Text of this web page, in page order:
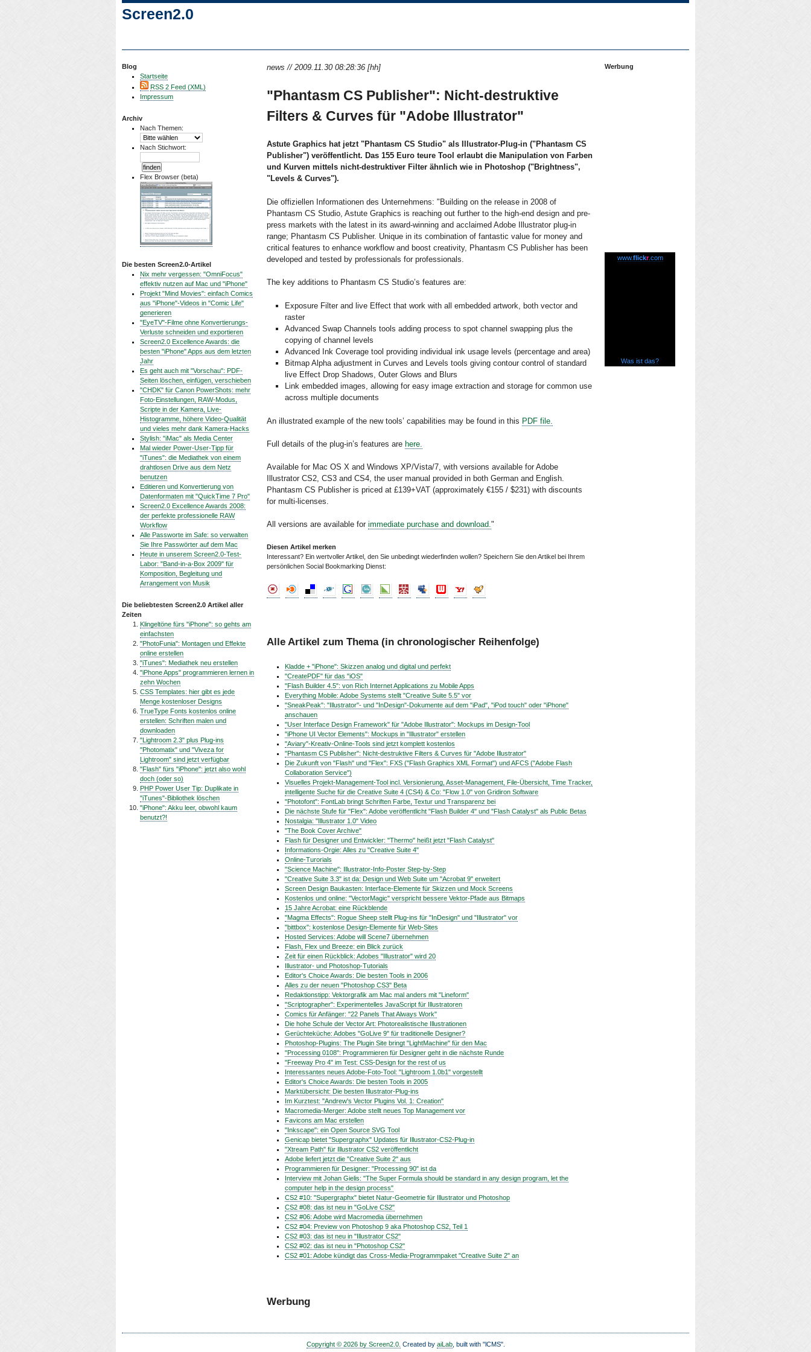
Screen2.0
Blog
Startseite
RSS 2 Feed (XML)
Impressum
Archiv
Nach Themen:
Nach Stichwort:
Flex Browser (beta)
Die besten Screen2.0-Artikel
Nix mehr vergessen: "OmniFocus"
effektiv nutzen auf Mac und "iPhone"
Projekt "Mind Movies": einfach Comics
aus "iPhone"-Videos in "Comic Life"
generieren
"EyeTV"-Filme ohne Konvertierungs-
Verluste schneiden und exportieren
Screen2.0 Excellence Awards: die
besten "iPhone" Apps aus dem letzten
Jahr
Es geht auch mit "Vorschau": PDF-
Seiten löschen, einfügen, verschieben
"CHDK" für Canon PowerShots: mehr
Foto-Einstellungen, RAW-Modus,
Scripte in der Kamera, Live-
Histogramme, höhere Video-Qualität
und vieles mehr dank Kamera-Hacks
Stylish: "iMac" als Media Center
Mal wieder Power-User-Tipp für
"iTunes": die Mediathek von einem
drahtlosen Drive aus dem Netz
benutzen
Editieren und Konvertierung von
Datenformaten mit "QuickTime 7 Pro"
Screen2.0 Excellence Awards 2008:
der perfekte professionelle RAW
Workflow
Alle Passworte im Safe: so verwalten
Sie Ihre Passwörter auf dem Mac
Heute in unserem Screen2.0-Test-
Labor: "Band-in-a-Box 2009" für
Komposition, Begleitung und
Arrangement von Musik
Die beliebtesten Screen2.0 Artikel aller
Zeiten
Klingeltöne fürs "iPhone": so gehts am
einfachsten
"PhotoFunia": Montagen und Effekte
online erstellen
"iTunes": Mediathek neu erstellen
"iPhone Apps" programmieren lernen in
zehn Wochen
CSS Templates: hier gibt es jede
Menge kostenloser Designs
TrueType Fonts kostenlos online
erstellen: Schriften malen und
downloaden
"Lightroom 2.3" plus Plug-ins
"Photomatix" und "Viveza for
Lightroom" sind jetzt verfügbar
"Flash" fürs "iPhone": jetzt also wohl
doch (oder so)
PHP Power User Tip: Duplikate in
"iTunes"-Bibliothek löschen
"iPhone": Akku leer, obwohl kaum
benutzt?!
news // 2009.11.30 08:28:36 [hh]
"Phantasm CS Publisher": Nicht-destruktive
Filters & Curves für "Adobe Illustrator"
Astute Graphics hat jetzt "Phantasm CS Studio" als Illustrator-Plug-in ("Phantasm CS
Publisher") veröffentlicht. Das 155 Euro teure Tool erlaubt die Manipulation von Farben
und Kurven mittels nicht-destruktiver Filter ähnlich wie in Photoshop ("Brightness",
"Levels & Curves").
Die offiziellen Informationen des Unternehmens: "Building on the release in 2008 of
Phantasm CS Studio, Astute Graphics is reaching out further to the high-end design and pre-
press markets with the latest in its award-winning and acclaimed Adobe Illustrator plug-in
range; Phantasm CS Publisher. Unique in its combination of fantastic value for money and
critical features to enhance workflow and boost creativity, Phantasm CS Publisher has been
developed and tested by professionals for professionals.
The key additions to Phantasm CS Studio’s features are:
Exposure Filter and live Effect that work with all embedded artwork, both vector and
raster
Advanced Swap Channels tools adding process to spot channel swapping plus the
copying of channel levels
Advanced Ink Coverage tool providing individual ink usage levels (percentage and area)
Bitmap Alpha adjustment in Curves and Levels tools giving contour control of standard
live Effect Drop Shadows, Outer Glows and Blurs
Link embedded images, allowing for easy image extraction and storage for common use
across multiple documents
An illustrated example of the new tools’ capabilities may be found in this PDF file.
Full details of the plug-in’s features are here.
Available for Mac OS X and Windows XP/Vista/7, with versions available for Adobe
Illustrator CS2, CS3 and CS4, the user manual provided in both German and English.
Phantasm CS Publisher is priced at £139+VAT (approximately €155 / $231) with discounts
for multi-licenses.
All versions are available for immediate purchase and download."
Diesen Artikel merken
Interessant? Ein wertvoller Artikel, den Sie unbedingt wiederfinden wollen? Speichern Sie den Artikel bei Ihrem
persönlichen Social Bookmarking Dienst:
Alle Artikel zum Thema (in chronologischer Reihenfolge)
Kladde + "iPhone": Skizzen analog und digital und perfekt
"CreatePDF" für das "iOS"
"Flash Builder 4.5": von Rich Internet Applications zu Mobile Apps
Everything Mobile: Adobe Systems stellt "Creative Suite 5.5" vor
"SneakPeak": "Illustrator"- und "InDesign"-Dokumente auf dem "iPad", "iPod touch" oder "iPhone"
anschauen
"User Interface Design Framework" für "Adobe Illustrator": Mockups im Design-Tool
"iPhone UI Vector Elements": Mockups in "Illustrator" erstellen
"Aviary"-Kreativ-Online-Tools sind jetzt komplett kostenlos
"Phantasm CS Publisher": Nicht-destruktive Filters & Curves für "Adobe Illustrator"
Die Zukunft von "Flash" und "Flex": FXS ("Flash Graphics XML Format") und AFCS ("Adobe Flash
Collaboration Service")
Visuelles Projekt-Management-Tool incl. Versionierung, Asset-Management, File-Übersicht, Time Tracker,
intelligente Suche für die Creative Suite 4 (CS4) & Co: "Flow 1.0" von Gridiron Software
"Photofont": FontLab bringt Schriften Farbe, Textur und Transparenz bei
Die nächste Stufe für "Flex": Adobe veröffentlicht "Flash Builder 4" und "Flash Catalyst" als Public Betas
Nostalgia: "Illustrator 1.0" Video
"The Book Cover Archive"
Flash für Designer und Entwickler: "Thermo" heißt jetzt "Flash Catalyst"
Informations-Orgie: Alles zu "Creative Suite 4"
Online-Turorials
"Science Machine": Illustrator-Info-Poster Step-by-Step
"Creative Suite 3.3" ist da: Design und Web Suite um "Acrobat 9" erweitert
Screen Design Baukasten: Interface-Elemente für Skizzen und Mock Screens
Kostenlos und online: "VectorMagic" verspricht bessere Vektor-Pfade aus Bitmaps
15 Jahre Acrobat: eine Rückblende
"Magma Effects": Rogue Sheep stellt Plug-ins für "InDesign" und "Illustrator" vor
"bittbox": kostenlose Design-Elemente für Web-Sites
Hosted Services: Adobe will Scene7 übernehmen
Flash, Flex und Breeze: ein Blick zurück
Zeit für einen Rückblick: Adobes "Illustrator" wird 20
Illustrator- und Photoshop-Tutorials
Editor's Choice Awards: Die besten Tools in 2006
Alles zu der neuen "Photoshop CS3" Beta
Redaktionstipp: Vektorgrafik am Mac mal anders mit "Lineform"
"Scriptographer": Experimentelles JavaScript für Illustratoren
Comics für Anfänger: "22 Panels That Always Work"
Die hohe Schule der Vector Art: Photorealistische Illustrationen
Gerüchteküche: Adobes "GoLive 9" für traditionelle Designer?
Photoshop-Plugins: The Plugin Site bringt "LightMachine" für den Mac
"Processing 0108": Programmieren für Designer geht in die nächste Runde
"Freeway Pro 4" im Test: CSS-Design for the rest of us
Interessantes neues Adobe-Foto-Tool: "Lightroom 1.0b1" vorgestellt
Editor's Choice Awards: Die besten Tools in 2005
Marktübersicht: Die besten Illustrator-Plug-ins
Im Kurztest: "Andrew's Vector Plugins Vol. 1: Creation"
Macromedia-Merger: Adobe stellt neues Top Management vor
Favicons am Mac erstellen
"Inkscape": ein Open Source SVG Tool
Genicap bietet "Supergraphx" Updates für Illustrator-CS2-Plug-in
"Xtream Path" für Illustrator CS2 veröffentlicht
Adobe liefert jetzt die "Creative Suite 2" aus
Programmieren für Designer: "Processing 90" ist da
Interview mit Johan Gielis: "The Super Formula should be standard in any design program, let the
computer help in the design process"
CS2 #10: "Supergraphx" bietet Natur-Geometrie für Illustrator und Photoshop
CS2 #08: das ist neu in "GoLive CS2"
CS2 #06: Adobe wird Macromedia übernehmen
CS2 #04: Preview von Photoshop 9 aka Photoshop CS2, Teil 1
CS2 #03: das ist neu in "Illustrator CS2"
CS2 #02: das ist neu in "Photoshop CS2"
CS2 #01: Adobe kündigt das Cross-Media-Programmpaket "Creative Suite 2" an
Werbung
Werbung
www.flickr.com
Was ist das?
Copyright © 2026 by Screen2.0. Created by aiLab, built with "lCMS".